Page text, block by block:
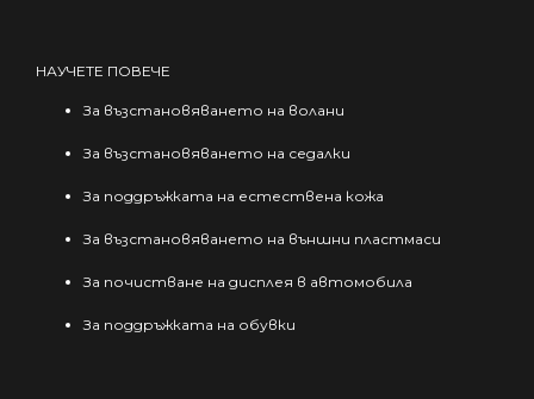
НАУЧЕТЕ ПОВЕЧЕ
За възстановяването на волани
За възстановяването на седалки
За поддръжката на естествена кожа
За възстановяването на външни пластмаси
За почистване на дисплея в автомобила
За поддръжката на обувки